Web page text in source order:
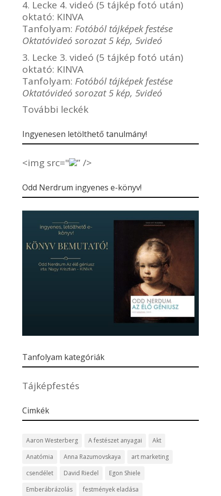
4. Lecke 4. videó (5 tájkép fotó után)
oktató: KINVA
Tanfolyam: Fotóból tájképek festése
Oktatóvideó sorozat 5 kép, 5videó
3. Lecke 3. videó (5 tájkép fotó után)
oktató: KINVA
Tanfolyam: Fotóból tájképek festése
Oktatóvideó sorozat 5 kép, 5videó
További leckék
Ingyenesen letölthető tanulmány!
<img src=" ” />
Odd Nerdrum ingyenes e-könyv!
Tanfolyam kategóriák
Tájképfestés
Cimkék
Aaron Westerberg A festészet anyagai
Akt
Anatómia
Anna Razumovskaya
art marketing
csendélet
David Riedel
Egon Shiele
Emberábrázolás
festmények eladása